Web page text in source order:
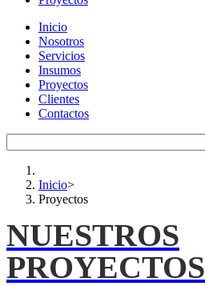
Inicio
Nosotros
Servicios
Insumos
Proyectos
Clientes
Contactos
Inicio>
Proyectos
NUESTROS
PROYECTOS